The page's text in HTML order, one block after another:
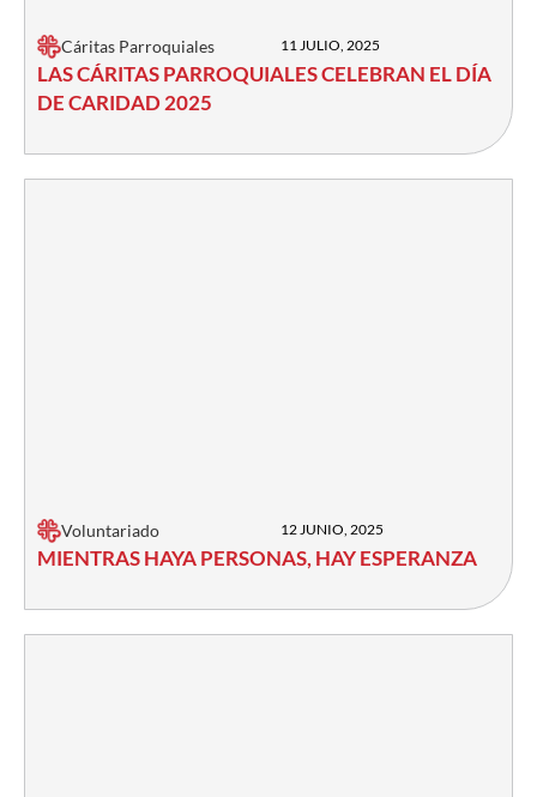
Cáritas Parroquiales 11 JULIO, 2025
LAS CÁRITAS PARROQUIALES CELEBRAN EL DÍA
DE CARIDAD 2025
Voluntariado 12 JUNIO, 2025
MIENTRAS HAYA PERSONAS, HAY ESPERANZA